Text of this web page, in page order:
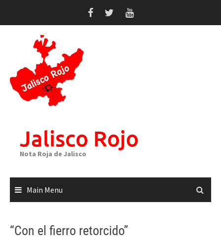
Jalisco Rojo
Nota Roja de Jalisco
Main Menu
“Con el fierro retorcido”